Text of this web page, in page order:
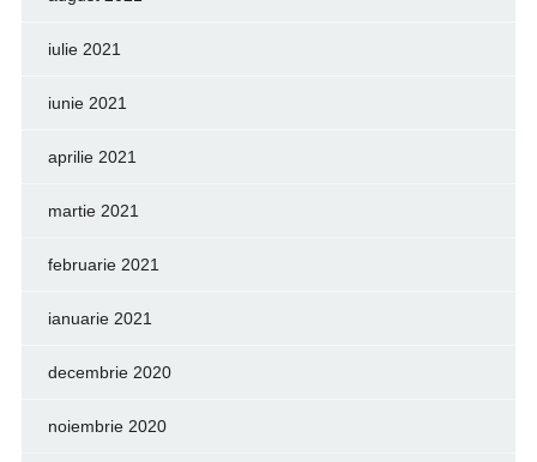
iulie 2021
iunie 2021
aprilie 2021
martie 2021
februarie 2021
ianuarie 2021
decembrie 2020
noiembrie 2020